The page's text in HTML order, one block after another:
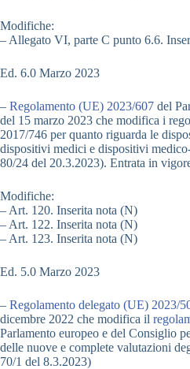
Modifiche:
– Allegato VI, parte C punto 6.6.
Ed. 6.0 Marzo 2023
– Regolamento (UE) 2023/607 del
del 15 marzo 2023 che modifica i
2017/746 per quanto riguarda le
dispositivi medici e dispositivi
80/24 del 20.3.2023). Entrata in
Modifiche:
– Art. 120. Inserita nota (N)
– Art. 122. Inserita nota (N)
– Art. 123. Inserita nota (N)
Ed. 5.0 Marzo 2023
– Regolamento delegato (UE) 2023/
dicembre 2022 che modifica il
Parlamento europeo e del Consiglio
delle nuove e complete valutazioni
70/1 del 8.3.2023)